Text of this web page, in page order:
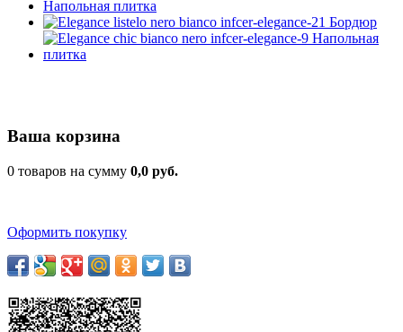
Ваша корзина
0 товаров на сумму 0,0 руб.
Оформить покупку